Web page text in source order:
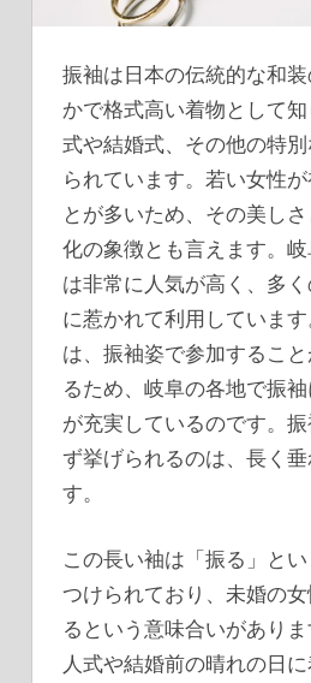
振袖は日本の伝統的な和
かで格式高い着物として
式や結婚式、その他の特
られています。 若い女性
とが多いため、その美し
化の象徴とも言えます。
は非常に人気が高く、多
に惹かれて利用していま
は、振袖姿で参加するこ
るため、岐阜の各地で振
が充実しているのです。
ず挙げられるのは、長く
す。
この長い袖は「振る」と
つけられており、未婚の
るという意味合いがあり
人式や結婚前の晴れの日